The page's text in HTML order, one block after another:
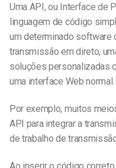
Uma API, ou Interface de
linguagem de código
um determinado software
transmissão em direto,
soluções personalizadas
uma interface Web normal.
Por exemplo, muitos
API para integrar a
de trabalho de